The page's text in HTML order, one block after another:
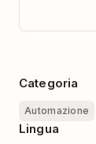
Categoria
Automazione
Lingua